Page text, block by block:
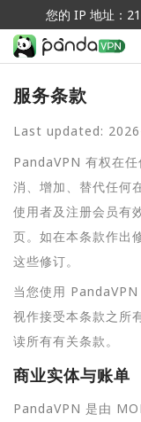
您的 IP 地址：
服务条款
Last updated:
PandaVPN 有权在
消、增加、替代任何
使用者及注册会员有
页。如在本条款作出
这些修订。
当您使用
视作接受本条款之所
读所有有关条款。
商业实体与账单
PandaVPN 是由